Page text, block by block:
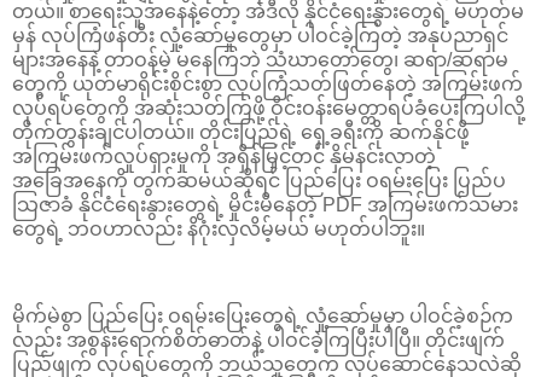
တယ်။ စာရေးသူအနေနဲ့တော့ အဲဒီလို နိုင်ငံရေးနွားတွေရဲ့ မဟုတ်မ
မှန် လုပ်ကြံဖန်တီး လှုံ့ဆော်မှုတွေမှာ ပါဝင်ခဲ့ကြတဲ့ အနုပညာရှင်
များအနေနဲ့ တာဝန်မဲ့ မနေကြဘဲ သံဃာတော်တွေ၊ ဆရာ/ဆရာမ
တွေကို ယုတ်မာရိုင်းစိုင်းစွာ လုပ်ကြံသတ်ဖြတ်နေတဲ့ အကြမ်းဖက်
လုပ်ရပ်တွေကို အဆုံးသတ်ကြဖို့ ဝိုင်းဝန်းမေတ္တာရပ်ခံပေးကြပါလို့
တိုက်တွန်းချင်ပါတယ်။ တိုင်းပြည်ရဲ့ ရှေ့ခရီးကို ဆက်နိုင်ဖို့
အကြမ်းဖက်လှုပ်ရှားမှုကို အရှိန်မြှင့်တင် နှိမ်နင်းလာတဲ့
အခြေအနေကို တွက်ဆမယ်ဆိုရင် ပြည်ပြေး ဝရမ်းပြေး ပြည်ပ
သြဇာခံ နိုင်ငံရေးနွားတွေရဲ့ မှိုင်းမိနေတဲ့ PDF အကြမ်းဖက်သမား
တွေရဲ့ ဘဝဟာလည်း နိဂုံးလှလိမ့်မယ် မဟုတ်ပါဘူး။
မိုက်မဲစွာ ပြည်ပြေး ဝရမ်းပြေးတွေရဲ့ လှုံ့ဆော်မှုမှာ ပါဝင်ခဲ့စဉ်က
လည်း အစွန်းရောက်စိတ်ဓာတ်နဲ့ ပါဝင်ခဲ့ကြပြီးပါပြီ။ တိုင်းဖျက်
ပြည်ဖျက် လုပ်ရပ်တွေကို ဘယ်သူတွေက လုပ်ဆောင်နေသလဲဆို